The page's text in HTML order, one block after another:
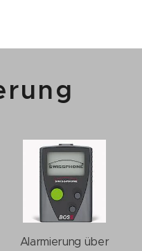
Alarmierung über